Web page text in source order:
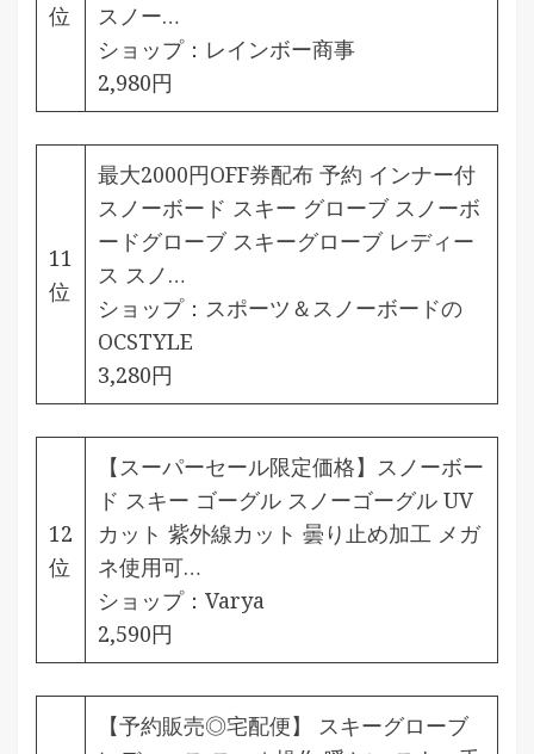
位
スノー…
ショップ： レインボー商事
2,980円
11
位
最大2000円OFF券配布 予約 インナー付
スノーボード スキー グローブ スノーボ
ードグローブ スキーグローブ レディー
ス スノ…
ショップ： スポーツ＆スノーボードの
OCSTYLE
3,280円
12
位
【スーパーセール限定価格】スノーボー
ド スキー ゴーグル スノーゴーグル UV
カット 紫外線カット 曇り止め加工 メガ
ネ使用可…
ショップ： Varya
2,590円
【予約販売◎宅配便】 スキーグローブ